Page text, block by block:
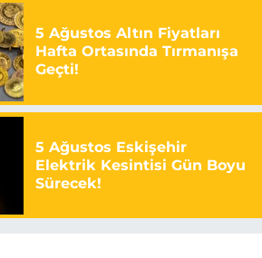
5 Ağustos Altın Fiyatları
Hafta Ortasında Tırmanışa
Geçti!
5 Ağustos Eskişehir
Elektrik Kesintisi Gün Boyu
Sürecek!